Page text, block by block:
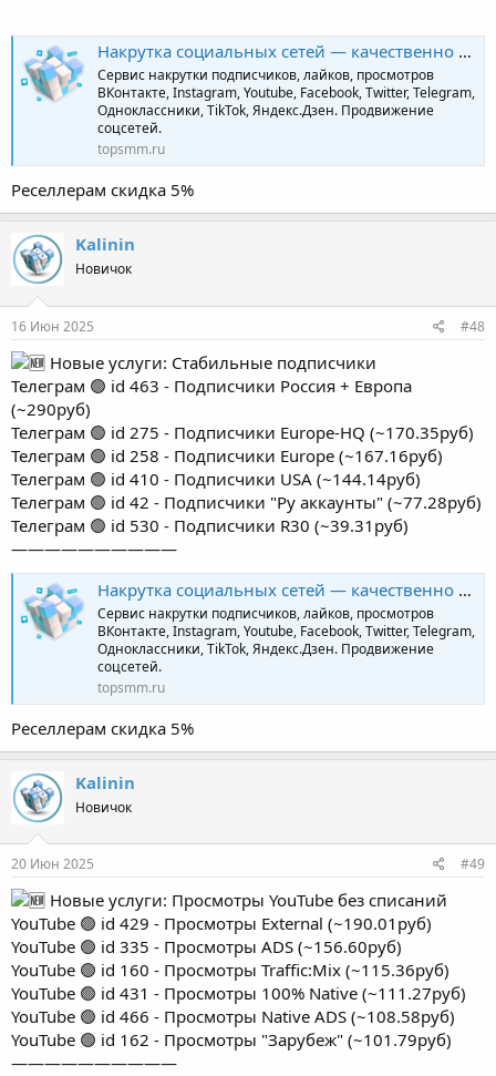
Накрутка социальных сетей — качественно и профессионально | TopSmm
Сервис накрутки подписчиков, лайков, просмотров
ВКонтакте, Instagram, Youtube, Facebook, Twitter, Telegram,
Одноклассники, TikTok, Яндекс.Дзен. Продвижение
соцсетей.
topsmm.ru
Реселлерам скидка 5%
Kalinin
Новичок
16 Июн 2025 #48
Новые услуги: Стабильные подписчики
Телеграм 🟢 id 463 - Подписчики Россия + Европа
(~290руб)
Телеграм 🟢 id 275 - Подписчики Europe-HQ (~170.35руб)
Телеграм 🟢 id 258 - Подписчики Europe (~167.16руб)
Телеграм 🟢 id 410 - Подписчики USA (~144.14руб)
Телеграм 🟢 id 42 - Подписчики "Ру аккаунты" (~77.28руб)
Телеграм 🟢 id 530 - Подписчики R30 (~39.31руб)
——————————
Накрутка социальных сетей — качественно и профессионально | TopSmm
Сервис накрутки подписчиков, лайков, просмотров
ВКонтакте, Instagram, Youtube, Facebook, Twitter, Telegram,
Одноклассники, TikTok, Яндекс.Дзен. Продвижение
соцсетей.
topsmm.ru
Реселлерам скидка 5%
Kalinin
Новичок
20 Июн 2025 #49
Новые услуги: Просмотры YouTube без списаний
YouTube 🟢 id 429 - Просмотры External (~190.01руб)
YouTube 🟢 id 335 - Просмотры ADS (~156.60руб)
YouTube 🟢 id 160 - Просмотры Traffic:Mix (~115.36руб)
YouTube 🟢 id 431 - Просмотры 100% Native (~111.27руб)
YouTube 🟢 id 466 - Просмотры Native ADS (~108.58руб)
YouTube 🟢 id 162 - Просмотры "Зарубеж" (~101.79руб)
——————————